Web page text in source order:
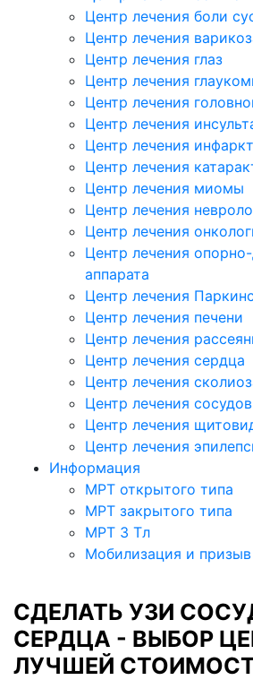
Центр лечения боли
Центр лечения
Центр лечения глаз
Центр лечения
Центр лечения
Центр лечения
Центр лечения
Центр лечения
Центр лечения миомы
Центр лечения
Центр лечения
Центр лечения опорно-
аппарата
Центр лечения
Центр лечения печени
Центр лечения
Центр лечения сердца
Центр лечения
Центр лечения сосудов
Центр лечения
Центр лечения
Информация
МРТ открытого типа
МРТ закрытого типа
МРТ 3 Тл
Мобилизация и призыв
СДЕЛАТЬ УЗИ
СЕРДЦА - ВЫБОР
ЛУЧШЕЙ